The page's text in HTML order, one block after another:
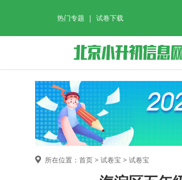
热门专题 | 试卷下载
所在位置：首页 > 试卷宝 > 试卷宝